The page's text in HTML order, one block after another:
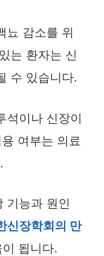
뇨 감소를 위
는 환자는 신
수 있습니다.
석이나 신장이
여부는 의료
기능과 원인
신장학회의 만
됩니다.